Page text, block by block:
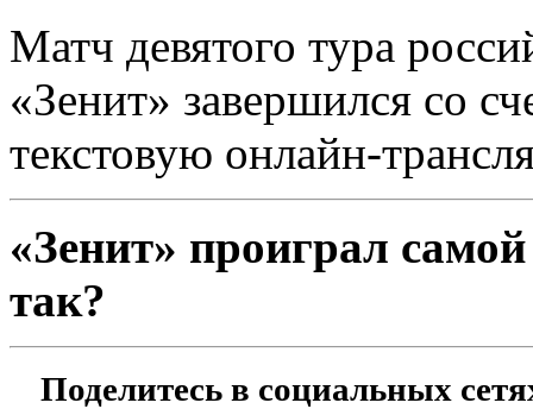
Матч девятого тура
«Зенит» завершился со
текстовую онлайн-
«Зенит» проиграл
так?
Поделитесь в социальных